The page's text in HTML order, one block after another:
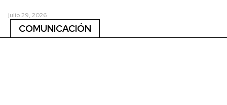
julio 29, 2026
COMUNICACIÓN